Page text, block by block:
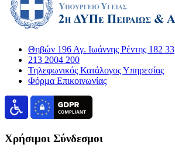
Θηβών 196 Αγ. Ιωάννης Ρέντης 182 33
213 2004 200
Τηλεφωνικός Κατάλογος Υπηρεσίας
Φόρμα Επικοινωνίας
Χρήσιμοι Σύνδεσμοι